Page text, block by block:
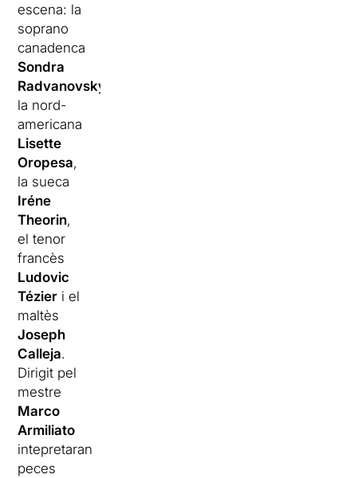
escena: la
soprano
canadenca
Sondra
Radvanovsky
la nord-
americana
Lisette
Oropesa,
la sueca
Iréne
Theorin,
el tenor
francès
Ludovic
Tézier i el
maltès
Joseph
Calleja.
Dirigit pel
mestre
Marco
Armiliato
intepretaran
peces